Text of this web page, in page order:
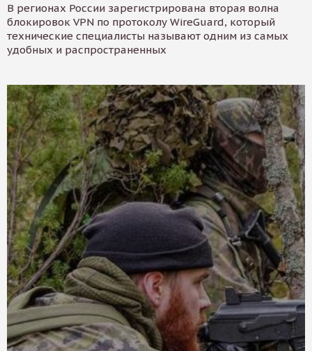
В регионах России зарегистрирована вторая волна
блокировок VPN по протоколу WireGuard, который
технические специалисты называют одним из самых
удобных и распространенных